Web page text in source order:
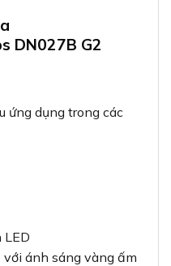
DN027B G2
ứng dụng trong các
LED
ánh sáng vàng ấm